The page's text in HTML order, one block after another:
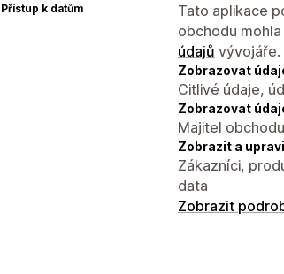
Přístup k datům
Tato aplikace
obchodu
údajů vývojáře.
Zobrazovat
Citlivé údaje,
Zobrazovat
Majitel obchodu
Zobrazit a
Zákazníci,
data
Zobrazit